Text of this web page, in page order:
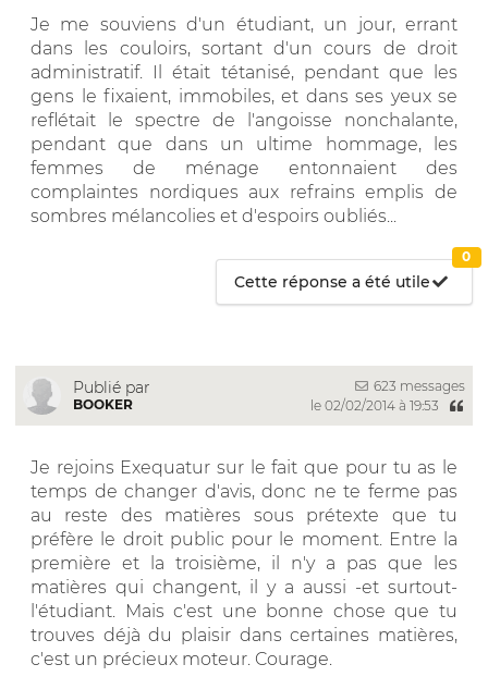
Je me souviens d'un étudiant, un jour, errant
dans les couloirs, sortant d'un cours de droit
administratif. Il était tétanisé, pendant que les
gens le fixaient, immobiles, et dans ses yeux se
reflétait le spectre de l'angoisse nonchalante,
pendant que dans un ultime hommage, les
femmes de ménage entonnaient des
complaintes nordiques aux refrains emplis de
sombres mélancolies et d'espoirs oubliés...
Cette réponse a été utile
0
Publié par
BOOKER
623 messages
le 02/02/2014 à 19:53
Je rejoins Exequatur sur le fait que pour tu as le
temps de changer d'avis, donc ne te ferme pas
au reste des matières sous prétexte que tu
préfère le droit public pour le moment. Entre la
première et la troisième, il n'y a pas que les
matières qui changent, il y a aussi -et surtout-
l'étudiant. Mais c'est une bonne chose que tu
trouves déjà du plaisir dans certaines matières,
c'est un précieux moteur. Courage.